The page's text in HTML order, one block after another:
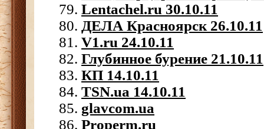
Lentachel.ru 30.10.11
ДЕЛА Красноярск 26.10.11
V1.ru 24.10.11
Глубинное бурение 21.10.11
КП 14.10.11
TSN.ua 14.10.11
glavcom.ua
Properm.ru